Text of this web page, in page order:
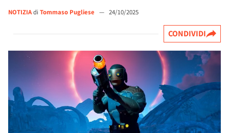
NOTIZIAdi Tommaso Pugliese — 24/10/2025
CONDIVIDI